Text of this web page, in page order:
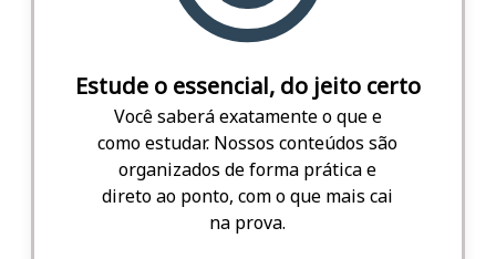
Estude o essencial, do jeito certo
Você saberá exatamente o que e
como estudar. Nossos conteúdos são
organizados de forma prática e
direto ao ponto, com o que mais cai
na prova.